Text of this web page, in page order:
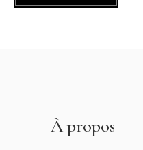
À propos